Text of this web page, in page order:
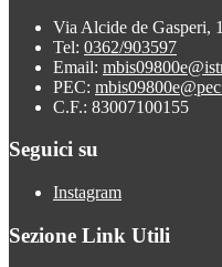
Via Alcide de Gasperi,
Tel: 0362/903597
Email:
PEC:
C.F.: 83007100155
Seguici su
Instagram
Sezione Link Utili